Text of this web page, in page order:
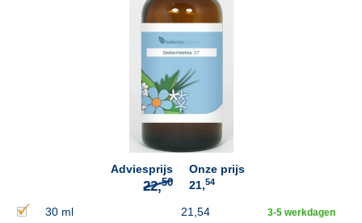
Adviesprijs
50
Onze prijs
21,54
30 ml 21,54 3-5 werkdagen